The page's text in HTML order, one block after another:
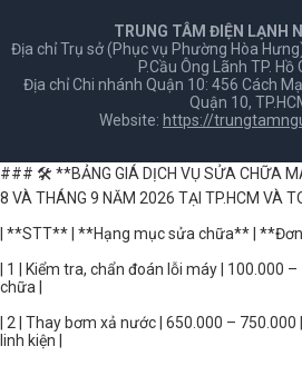
TRUNG TÂM ĐIỆN LẠNH
Địa chỉ Trụ sở (Phục vụ Phường Hòa
P.Cầu Ông Lãnh TP. Hồ
Địa chỉ Chi nhánh Quận 10: 456 Cách
Quận 10,
Website: https://
### 🛠️ **BẢNG GIÁ DỊCH VỤ SỬA CHỮA
8 VÀ THÁNG 9 NĂM 2026 TẠI TP.HCM VÀ
| **STT** | **Hạng mục sửa chữa** |
| 1 | Kiểm tra, chẩn đoán lỗi máy | 100.000
chữa |
| 2 | Thay bơm xả nước | 650.000 –
linh kiện |